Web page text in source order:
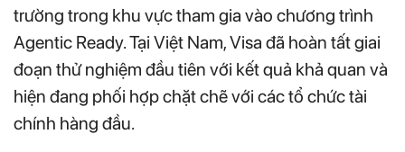
trường trong khu vực tham gia vào chương trình
Agentic Ready. Tại Việt Nam, Visa đã hoàn tất giai
đoạn thử nghiệm đầu tiên với kết quả khả quan và
hiện đang phối hợp chặt chẽ với các tổ chức tài
chính hàng đầu.